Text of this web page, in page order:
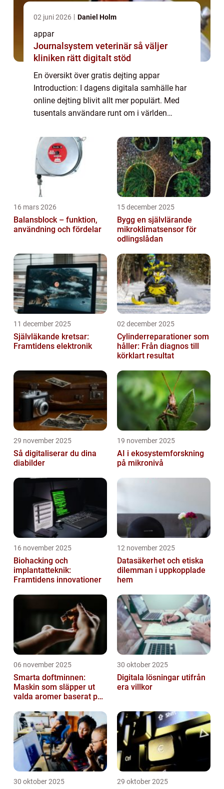
02 juni 2026 Daniel Holm
appar
Journalsystem veterinär så väljer
kliniken rätt digitalt stöd
En översikt över gratis dejting appar
Introduction: I dagens digitala samhälle har
online dejting blivit allt mer populärt. Med
tusentals användare runt om i världen
bekväm plattform för att möta potentiella...
16 mars 2026
Balansblock – funktion,
användning och fördelar
15 december 2025
Bygg en självlärande
mikroklimatsensor för
odlingslådan
11 december 2025
Självläkande kretsar:
Framtidens elektronik
02 december 2025
Cylinderreparationer som
håller: Från diagnos till
körklart resultat
29 november 2025
Så digitaliserar du dina
diabilder
19 november 2025
AI i ekosystemforskning
på mikronivå
16 november 2025
Biohacking och
implantatteknik:
Framtidens innovationer
12 november 2025
Datasäkerhet och etiska
dilemman i uppkopplade
hem
06 november 2025
Smarta doftminnen:
Maskin som släpper ut
valda aromer baserat på
30 oktober 2025
Digitala lösningar utifrån
era villkor
30 oktober 2025 29 oktober 2025